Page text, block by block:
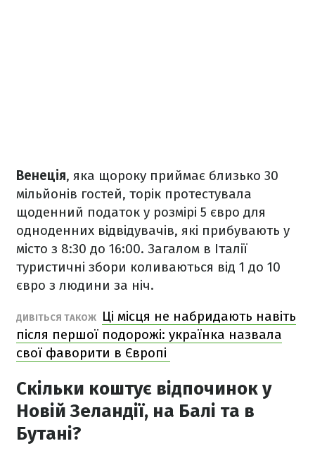
Венеція, яка щороку приймає близько 30
мільйонів гостей, торік протестувала
щоденний податок у розмірі 5 євро для
одноденних відвідувачів, які прибувають у
місто з 8:30 до 16:00. Загалом в Італії
туристичні збори коливаються від 1 до 10
євро з людини за ніч.
ДИВІТЬСЯ ТАКОЖ
Ці місця не набридають навіть
після першої подорожі: українка назвала
свої фаворити в Європі
Скільки коштує відпочинок у
Новій Зеландії, на Балі та в
Бутані?